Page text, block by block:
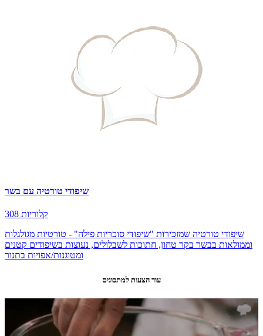
שיפודי טורטיה עם בשר
308 קלוריות
שיפודי טורטיה שמזכירות "שיפודי סוכריות פילה" - טורטיות מגולגלות
וממולאות בבשר בקר טחון, חתוכות לשבלולים, נעוצות בשיפודים קטנים
ומטוגנות/אפויות בתנור
עוד הצעות למתכונים